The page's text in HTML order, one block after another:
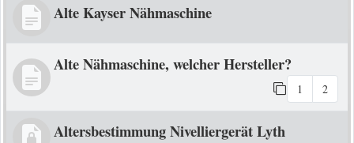
Alte Kayser Nähmaschine
Alte Nähmaschine, welcher Hersteller?
1 2
Altersbestimmung Nivelliergerät Lyth